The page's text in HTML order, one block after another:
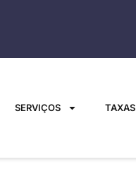
SERVIÇOS TAXAS